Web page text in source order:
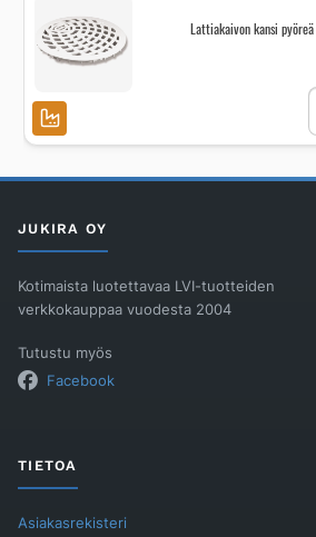
Lattiakaivon kansi
JUKIRA OY
Kotimaista luotettavaa LVI-tuotteiden
verkkokauppaa vuodesta 2004
Tutustu myös
Facebook
TIETOA
Asiakasrekisteri